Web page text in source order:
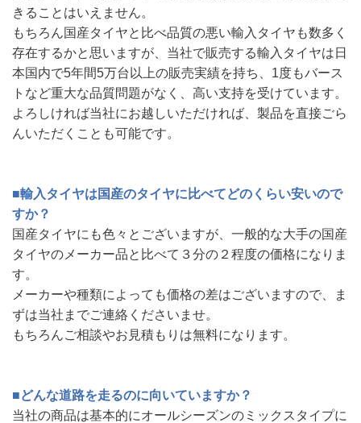
きることはいえません。
もちろん国産タイヤと比べ品質の悪い輸入タイヤも数多く
存在するかと思いますが、当社で販売する輸入タイヤは日
本国内で5年間5万台以上の販売実績を持ち、1度もバース
トなど重大な品質問題がなく、高い支持を受けています。
よろしければ当社にお越しいただければ、製品を直接ごら
んいただくことも可能です。
■輸入タイヤは国産のタイヤに比べてどのくらい安いので
すか？
国産タイヤにも色々とございますが、一般的な大手の国産
タイヤのメーカー品と比べて３分の２程度の価格になりま
す。
メーカーや種類によっても価格の差はございますので、ま
ずは当社までご連絡くださいませ。
もちろんご相談やお見積もりは無料になります。
■どんな道路を走るのに向いていますか？
当社の商品は基本的にオールシーズンのミックスタイプに